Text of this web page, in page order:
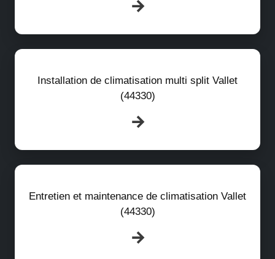
Installation de climatisation multi split Vallet
(44330)
Entretien et maintenance de climatisation Vallet
(44330)